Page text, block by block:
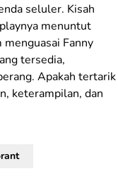
seluler. Kisah
menuntut
Fanny
tersedia,
Apakah tertarik
keterampilan, dan